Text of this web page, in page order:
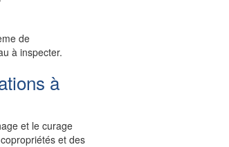
de
à inspecter.
à
et le curage
et des